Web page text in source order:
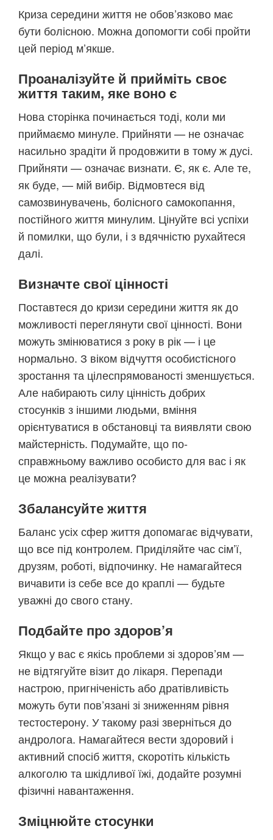
Криза середини життя не обов’язково має
бути болісною. Можна допомогти собі пройти
цей період м’якше.
Проаналізуйте й прийміть своє
життя таким, яке воно є
Нова сторінка починається тоді, коли ми
приймаємо минуле. Прийняти — не означає
насильно зрадіти й продовжити в тому ж дусі.
Прийняти — означає визнати. Є, як є. Але те,
як буде, — мій вибір. Відмовтеся від
самозвинувачень, болісного самокопання,
постійного життя минулим. Цінуйте всі успіхи
й помилки, що були, і з вдячністю рухайтеся
далі.
Визначте свої цінності
Поставтеся до кризи середини життя як до
можливості переглянути свої цінності. Вони
можуть змінюватися з року в рік — і це
нормально. З віком відчуття особистісного
зростання та цілеспрямованості зменшується.
Але набирають силу цінність добрих
стосунків з іншими людьми, вміння
орієнтуватися в обстановці та виявляти свою
майстерність. Подумайте, що по-
справжньому важливо особисто для вас і як
це можна реалізувати?
Збалансуйте життя
Баланс усіх сфер життя допомагає відчувати,
що все під контролем. Приділяйте час сім’ї,
друзям, роботі, відпочинку. Не намагайтеся
вичавити із себе все до краплі — будьте
уважні до свого стану.
Подбайте про здоров’я
Якщо у вас є якісь проблеми зі здоров’ям —
не відтягуйте візит до лікаря. Перепади
настрою, пригніченість або дратівливість
можуть бути пов’язані зі зниженням рівня
тестостерону. У такому разі зверніться до
андролога. Намагайтеся вести здоровий і
активний спосіб життя, скоротіть кількість
алкоголю та шкідливої їжі, додайте розумні
фізичні навантаження.
Зміцнюйте стосунки